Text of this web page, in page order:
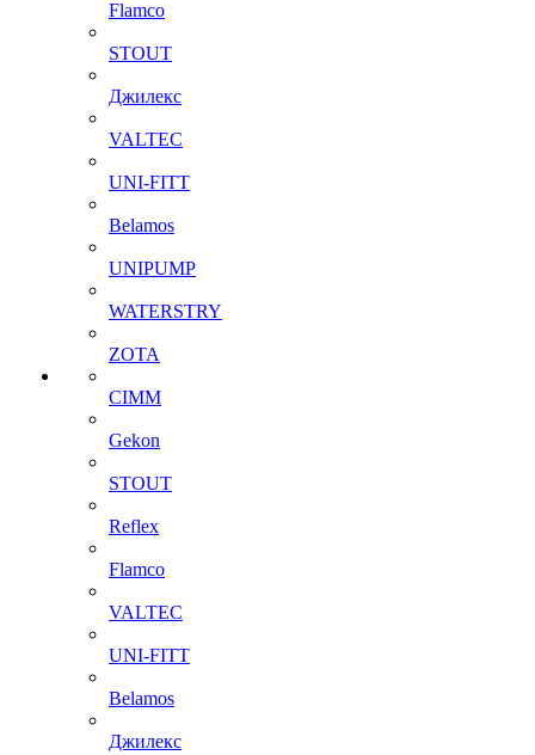
Flamco
STOUT
Джилекс
VALTEC
UNI-FITT
Belamos
UNIPUMP
WATERSTRY
ZOTA
CIMM
Gekon
STOUT
Reflex
Flamco
VALTEC
UNI-FITT
Belamos
Джилекс